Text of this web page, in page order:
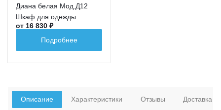
Диана белая Мод.Д12
Шкаф для одежды
от 16 830 ₽
Подробнее
Описание Характеристики Отзывы Доставка